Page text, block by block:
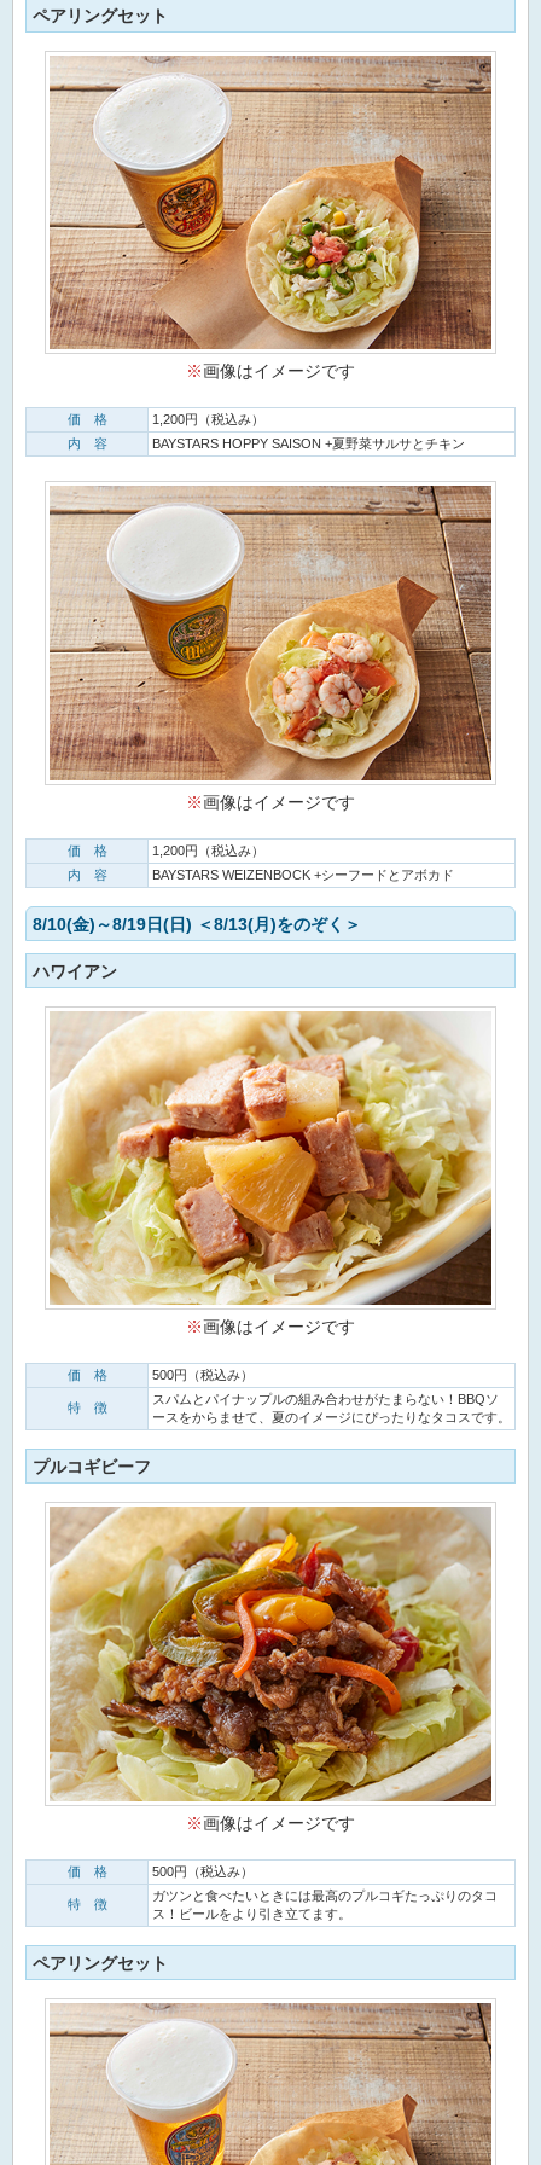
ペアリングセット
※画像はイメージです
価 格
1,200円（税込み）
内 容
BAYSTARS HOPPY SAISON +夏野菜サルサとチキン
※画像はイメージです
価 格
1,200円（税込み）
内 容
BAYSTARS WEIZENBOCK +シーフードとアボカド
8/10(金)～8/19日(日) ＜8/13(月)をのぞく＞
ハワイアン
※画像はイメージです
価 格 500円（税込み）
特 徴
スパムとパイナップルの組み合わせがたまらない！BBQソ
ースをからませて、夏のイメージにぴったりなタコスです。
プルコギビーフ
※画像はイメージです
価 格 500円（税込み）
特 徴
ガツンと食べたいときには最高のプルコギたっぷりのタコ
ス！ビールをより引き立てます。
ペアリングセット